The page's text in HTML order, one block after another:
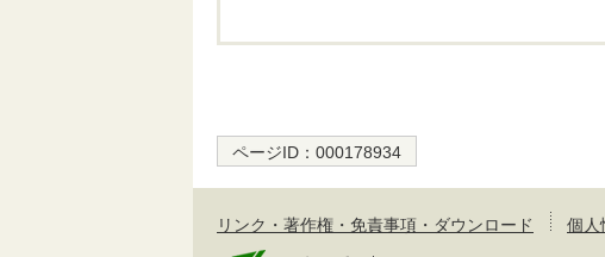
ページID： 000178934
リンク・著作権・免責事項・ダウンロード 個人